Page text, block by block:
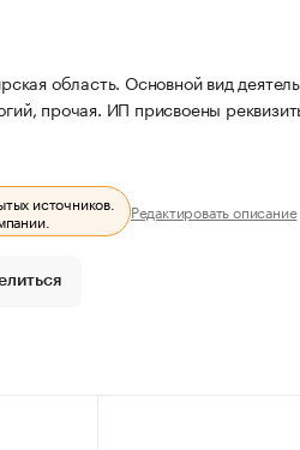
область. Основной вид
прочая. ИП присвоены
источников.
Редактировать описание